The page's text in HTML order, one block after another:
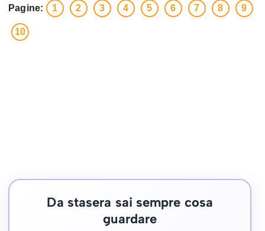
Pagine: 1 2 3 4 5 6 7 8 9
10
Da stasera sai sempre cosa
guardare